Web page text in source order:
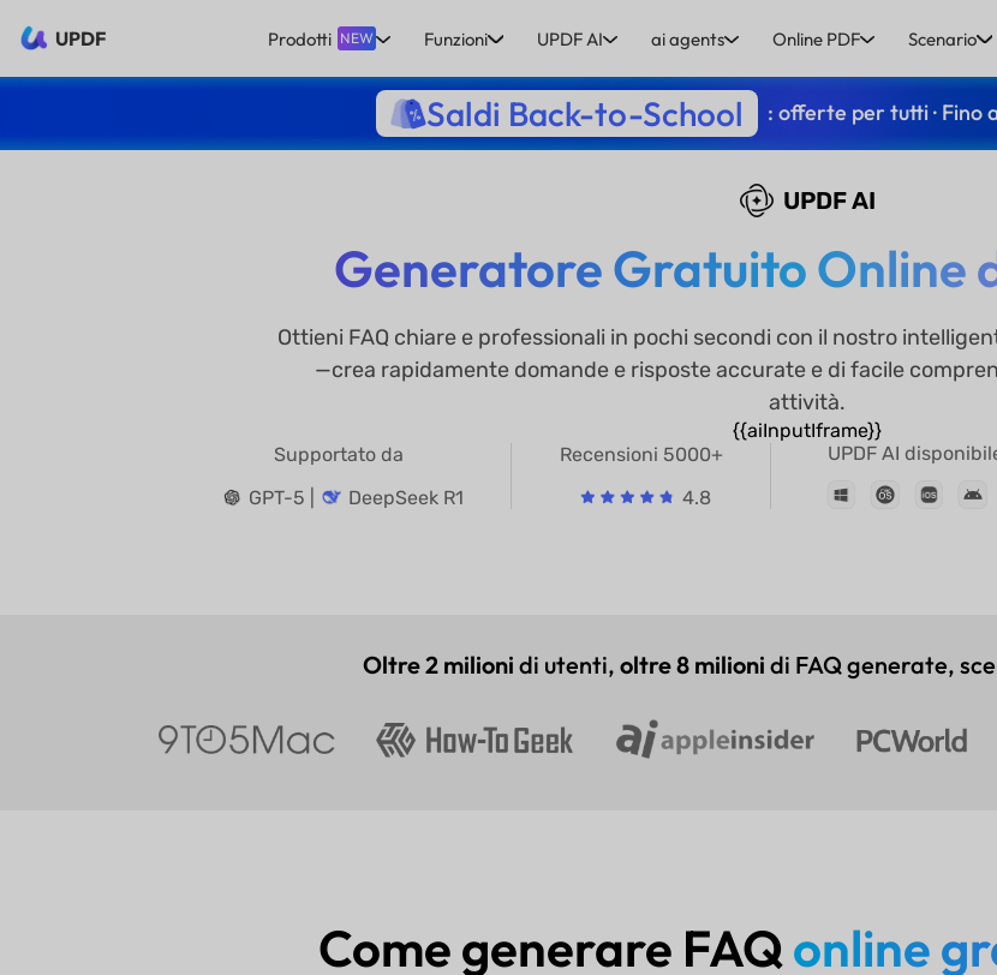
UPDF Prodotti NEW Funzioni UPDF AI ai agents Online PDF Scenario
Saldi Back-to-School : offerte per tutti · Fino
UPDF AI
Generatore Gratuito Online
Ottieni FAQ chiare e professionali in pochi secondi con il nostro
—crea rapidamente domande e risposte accurate e di facile
attività.
{{aiInputIframe}}
Supportato da
GPT-5 |
DeepSeek R1
Recensioni 5000+
4.8
UPDF AI
Oltre 2 milioni di utenti, oltre 8 milioni di FAQ generate,
Come generare FAQonline